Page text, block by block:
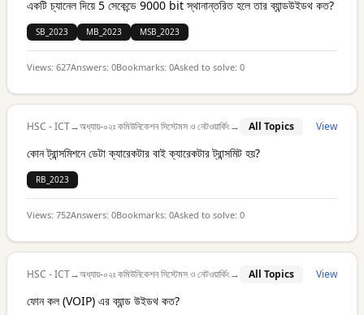
একটি চ্যানেল দিয়ে 5 সেকেন্ডে 9000 bit স্থানান্তরিত হলে তার ব্যান্ডউইডথ কত?
SB_2023 MB_2023 MSB_2023
Views: 627Answers: 0Bookmarks: 0Asked to solve: 0
HSC - ICT→অধ্যায়-০২ঃ কমিউনিকেশন সিস্টেমস ও নেটওয়ার্কিং→ All Topics View
কোন ট্রান্সমিশনে ডেটা ক্যারেকটার বাই ক্যারেকটার ট্রান্সমিট হয়?
RB_2023
Views: 752Answers: 0Bookmarks: 0Asked to solve: 0
HSC - ICT→অধ্যায়-০২ঃ কমিউনিকেশন সিস্টেমস ও নেটওয়ার্কিং→ All Topics View
ফোন কল (VOIP) এর ব্যান্ড উইডথ কত?